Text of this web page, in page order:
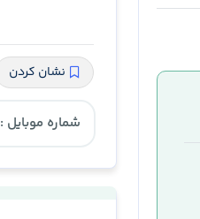
نشان کردن
شماره موبایل :